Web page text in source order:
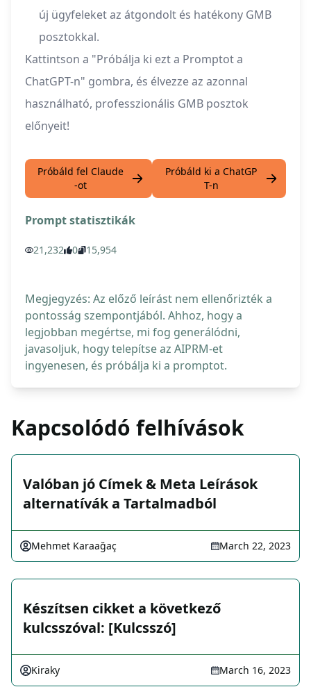
új ügyfeleket az átgondolt és hatékony GMB
posztokkal.
Kattintson a "Próbálja ki ezt a Promptot a
ChatGPT-n" gombra, és élvezze az azonnal
használható, professzionális GMB posztok
előnyeit!
Próbáld fel Claude
-ot
Próbáld ki a ChatGP
T-n
Prompt statisztikák
21,232 0 15,954
Megjegyzés: Az előző leírást nem ellenőrizték a
pontosság szempontjából. Ahhoz, hogy a
legjobban megértse, mi fog generálódni,
javasoljuk, hogy telepítse az AIPRM-et
ingyenesen, és próbálja ki a promptot.
Kapcsolódó felhívások
Valóban jó Címek & Meta Leírások
alternatívák a Tartalmadból
Mehmet Karaağaç March 22, 2023
Készítsen cikket a következő
kulcsszóval: [Kulcsszó]
Kiraky March 16, 2023